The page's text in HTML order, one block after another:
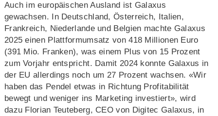
Auch im europäischen Ausland ist Galaxus
gewachsen. In Deutschland, Österreich, Italien,
Frankreich, Niederlande und Belgien machte Galaxus
2025 einen Plattformumsatz von 418 Millionen Euro
(391 Mio. Franken), was einem Plus von 15 Prozent
zum Vorjahr entspricht. Damit 2024 konnte Galaxus in
der EU allerdings noch um 27 Prozent wachsen. «Wir
haben das Pendel etwas in Richtung Profitabilität
bewegt und weniger ins Marketing investiert», wird
dazu Florian Teuteberg, CEO von Digitec Galaxus, in